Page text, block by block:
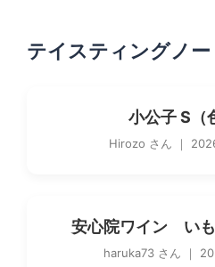
テイスティングノー
小公子 S（
Hirozo さん ｜
安心院ワイン いも
haruka73 さん ｜